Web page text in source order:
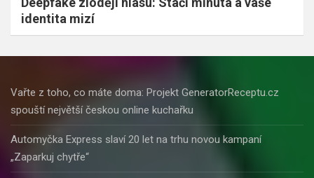
identita mizí
Vařte z toho, co máte doma: Projekt GeneratorReceptu.cz
spouští největší českou online kuchařku
Automyčka Express slaví 20 let na trhu novou kampaní
„Zaparkuj chytře“